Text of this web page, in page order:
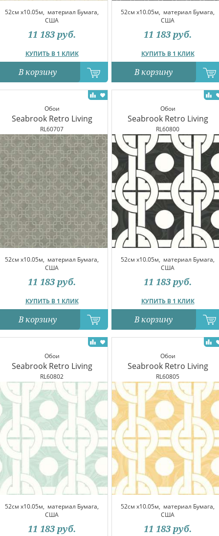
52см x10.05м, материал Бумага,
США
КУПИТЬ В 1 КЛИК
11 183 руб.
В корзину
52см x10.05м, материал Бумага,
США
КУПИТЬ В 1 КЛИК
11 183 руб.
В корзину
Обои
Seabrook Retro Living
RL60707
52см x10.05м, материал Бумага,
США
КУПИТЬ В 1 КЛИК
11 183 руб.
В корзину
Обои
Seabrook Retro Living
RL60800
52см x10.05м, материал Бумага,
США
КУПИТЬ В 1 КЛИК
11 183 руб.
В корзину
Обои
Seabrook Retro Living
RL60802
52см x10.05м, материал Бумага,
США
11 183 руб.
Обои
Seabrook Retro Living
RL60805
52см x10.05м, материал Бумага,
США
11 183 руб.